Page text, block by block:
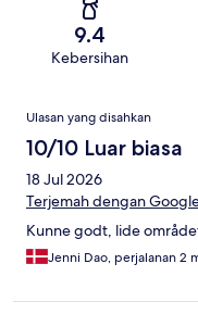
9.4
Kebersihan
Ulasan
Ulasan yang disahkan
10/10 Luar biasa
18 Jul 2026
Terjemah dengan
Kunne godt, lide
Jenni Dao, perjalanan 2